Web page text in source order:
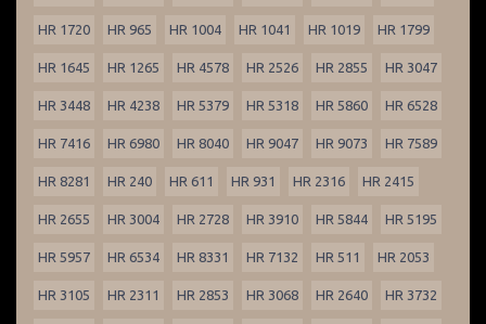
HR 1720 HR 965 HR 1004 HR 1041 HR 1019 HR 1799
HR 1645 HR 1265 HR 4578 HR 2526 HR 2855 HR 3047
HR 3448 HR 4238 HR 5379 HR 5318 HR 5860 HR 6528
HR 7416 HR 6980 HR 8040 HR 9047 HR 9073 HR 7589
HR 8281 HR 240 HR 611 HR 931 HR 2316 HR 2415
HR 2655 HR 3004 HR 2728 HR 3910 HR 5844 HR 5195
HR 5957 HR 6534 HR 8331 HR 7132 HR 511 HR 2053
HR 3105 HR 2311 HR 2853 HR 3068 HR 2640 HR 3732